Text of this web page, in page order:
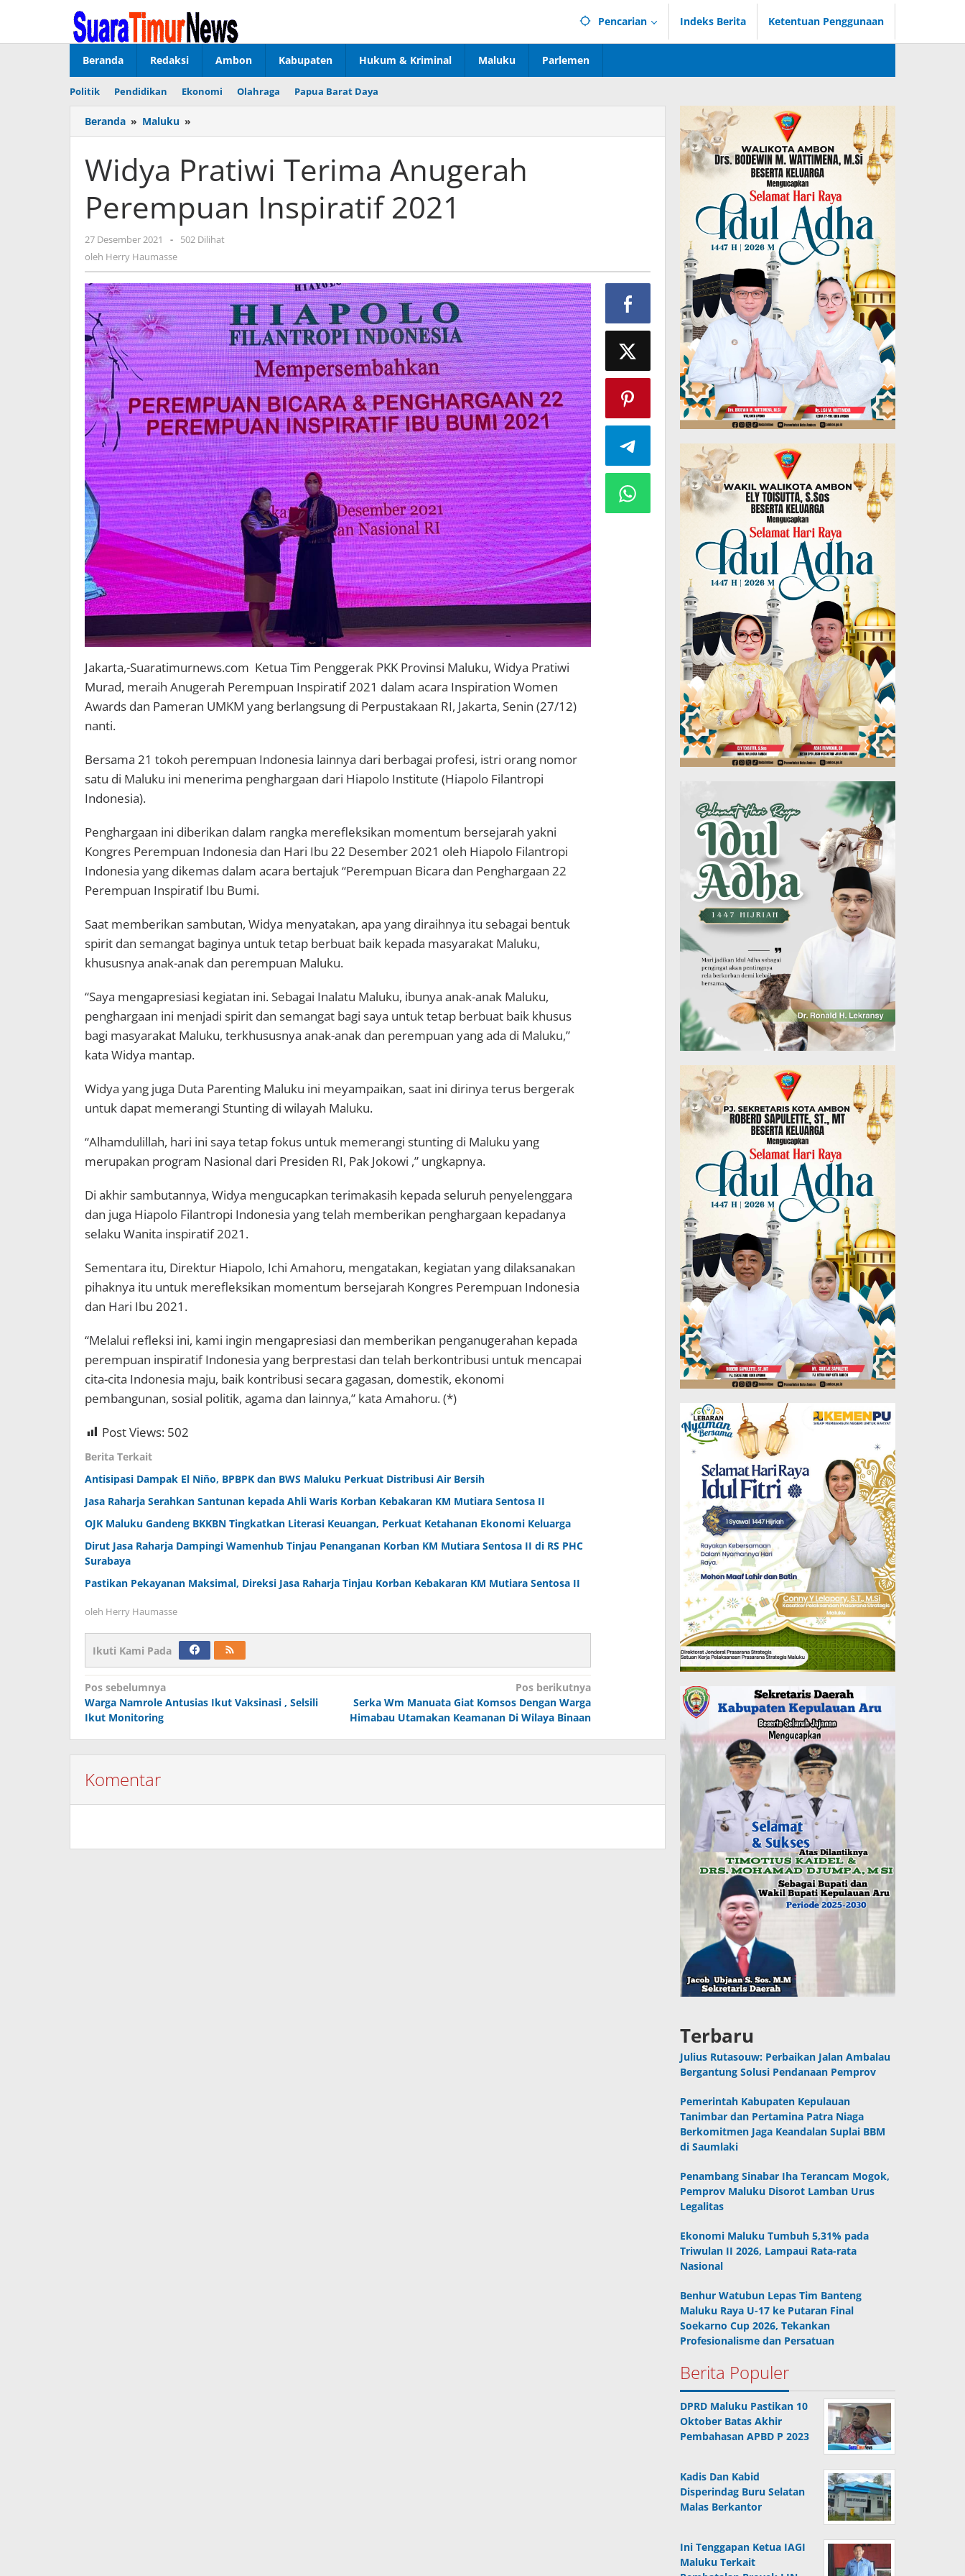
Pencarian Indeks Berita Ketentuan Penggunaan
Beranda Redaksi Ambon Kabupaten Hukum & Kriminal Maluku Parlemen
Politik Pendidikan Ekonomi Olahraga Papua Barat Daya
Beranda » Maluku »
Pratiwi
Anugerah
Perempuan
2021
Widya Pratiwi Terima Anugerah
Perempuan Inspiratif 2021
27 Desember 2021
oleh
Herry
-
502 Dilihat
oleh Herry Haumasse
Jakarta,-Suaratimurnews.com Ketua Tim Penggerak PKK Provinsi Maluku, Widya Pratiwi
Murad, meraih Anugerah Perempuan Inspiratif 2021 dalam acara Inspiration Women
Awards dan Pameran UMKM yang berlangsung di Perpustakaan RI, Jakarta, Senin (27/12)
nanti.
Bersama 21 tokoh perempuan Indonesia lainnya dari berbagai profesi, istri orang nomor
satu di Maluku ini menerima penghargaan dari Hiapolo Institute (Hiapolo Filantropi
Indonesia).
Penghargaan ini diberikan dalam rangka merefleksikan momentum bersejarah yakni
Kongres Perempuan Indonesia dan Hari Ibu 22 Desember 2021 oleh Hiapolo Filantropi
Indonesia yang dikemas dalam acara bertajuk “Perempuan Bicara dan Penghargaan 22
Perempuan Inspiratif Ibu Bumi.
Saat memberikan sambutan, Widya menyatakan, apa yang diraihnya itu sebagai bentuk
spirit dan semangat baginya untuk tetap berbuat baik kepada masyarakat Maluku,
khususnya anak-anak dan perempuan Maluku.
“Saya mengapresiasi kegiatan ini. Sebagai Inalatu Maluku, ibunya anak-anak Maluku,
penghargaan ini menjadi spirit dan semangat bagi saya untuk tetap berbuat baik khusus
bagi masyarakat Maluku, terkhususnya anak-anak dan perempuan yang ada di Maluku,”
kata Widya mantap.
Widya yang juga Duta Parenting Maluku ini meyampaikan, saat ini dirinya terus bergerak
untuk dapat memerangi Stunting di wilayah Maluku.
“Alhamdulillah, hari ini saya tetap fokus untuk memerangi stunting di Maluku yang
merupakan program Nasional dari Presiden RI, Pak Jokowi ,” ungkapnya.
Di akhir sambutannya, Widya mengucapkan terimakasih kepada seluruh penyelenggara
dan juga Hiapolo Filantropi Indonesia yang telah memberikan penghargaan kepadanya
selaku Wanita inspiratif 2021.
Sementara itu, Direktur Hiapolo, Ichi Amahoru, mengatakan, kegiatan yang dilaksanakan
pihaknya itu untuk merefleksikan momentum bersejarah Kongres Perempuan Indonesia
dan Hari Ibu 2021.
“Melalui refleksi ini, kami ingin mengapresiasi dan memberikan penganugerahan kepada
perempuan inspiratif Indonesia yang berprestasi dan telah berkontribusi untuk mencapai
cita-cita Indonesia maju, baik kontribusi secara gagasan, domestik, ekonomi
pembangunan, sosial politik, agama dan lainnya,” kata Amahoru. (*)
Post Views: 502
Berita Terkait
Antisipasi Dampak El Niño, BPBPK dan BWS Maluku Perkuat Distribusi Air Bersih
Jasa Raharja Serahkan Santunan kepada Ahli Waris Korban Kebakaran KM Mutiara Sentosa II
OJK Maluku Gandeng BKKBN Tingkatkan Literasi Keuangan, Perkuat Ketahanan Ekonomi Keluarga
Dirut Jasa Raharja Dampingi Wamenhub Tinjau Penanganan Korban KM Mutiara Sentosa II di RS PHC
Surabaya
Pastikan Pekayanan Maksimal, Direksi Jasa Raharja Tinjau Korban Kebakaran KM Mutiara Sentosa II
oleh Herry Haumasse
Ikuti Kami Pada
Navigasi
pos
Pos sebelumnya
Warga Namrole Antusias Ikut Vaksinasi , Selsili
Ikut Monitoring
Pos berikutnya
Serka Wm Manuata Giat Komsos Dengan Warga
Himabau Utamakan Keamanan Di Wilaya Binaan
Komentar
Terbaru
Julius Rutasouw: Perbaikan Jalan Ambalau
Bergantung Solusi Pendanaan Pemprov
Pemerintah Kabupaten Kepulauan
Tanimbar dan Pertamina Patra Niaga
Berkomitmen Jaga Keandalan Suplai BBM
di Saumlaki
Penambang Sinabar Iha Terancam Mogok,
Pemprov Maluku Disorot Lamban Urus
Legalitas
Ekonomi Maluku Tumbuh 5,31% pada
Triwulan II 2026, Lampaui Rata-rata
Nasional
Benhur Watubun Lepas Tim Banteng
Maluku Raya U-17 ke Putaran Final
Soekarno Cup 2026, Tekankan
Profesionalisme dan Persatuan
Berita Populer
DPRD Maluku Pastikan 10
Oktober Batas Akhir
Pembahasan APBD P 2023
Kadis Dan Kabid
Disperindag Buru Selatan
Malas Berkantor
Ini Tenggapan Ketua IAGI
Maluku Terkait